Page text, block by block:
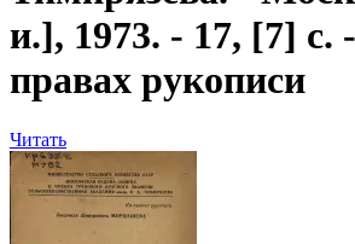
и.], 1973. - 17, [7] с.
правах рукописи
Читать